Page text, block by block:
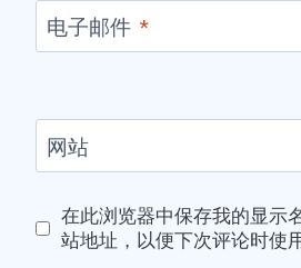
电子邮件 *
网站
在此浏览器中保存我的显示
站地址，以便下次评论时使用